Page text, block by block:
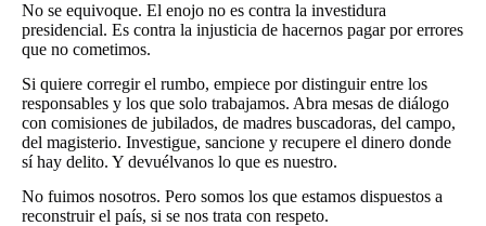
No se equivoque. El enojo no es contra la investidura
presidencial. Es contra la injusticia de hacernos pagar por errores
que no cometimos.
Si quiere corregir el rumbo, empiece por distinguir entre los
responsables y los que solo trabajamos. Abra mesas de diálogo
con comisiones de jubilados, de madres buscadoras, del campo,
del magisterio. Investigue, sancione y recupere el dinero donde
sí hay delito. Y devuélvanos lo que es nuestro.
No fuimos nosotros. Pero somos los que estamos dispuestos a
reconstruir el país, si se nos trata con respeto.